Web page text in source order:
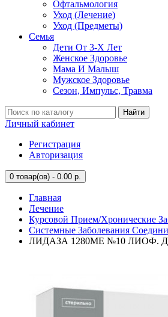
Офтальмология
Уход (Лечение)
Уход (Предметы)
Семья
Дети От 3-Х Лет
Женское Здоровье
Мама И Малыш
Мужское Здоровье
Сезон, Импульс, Травма
Найти
Личный кабинет
Регистрация
Авторизация
0 товар(ов) - 0.00 р.
Главная
Лечение
Курсовой Прием/Хронические
Системные Заболевания
ЛИДАЗА 1280МЕ №10 ЛИОФ.